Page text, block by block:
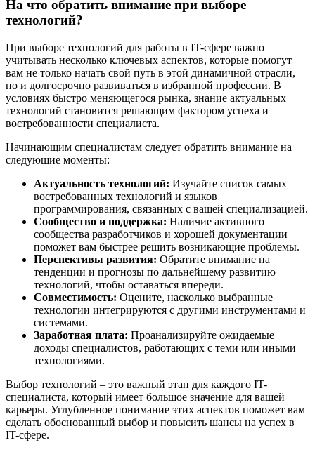
На что обратить внимание при выборе
технологий?
При выборе технологий для работы в IT-сфере важно
учитывать несколько ключевых аспектов, которые помогут
вам не только начать свой путь в этой динамичной отрасли,
но и долгосрочно развиваться в избранной профессии. В
условиях быстро меняющегося рынка, знание актуальных
технологий становится решающим фактором успеха и
востребованности специалиста.
Начинающим специалистам следует обратить внимание на
следующие моменты:
Актуальность технологий: Изучайте список самых
востребованных технологий и языков
программирования, связанных с вашей специализацией.
Сообщество и поддержка: Наличие активного
сообщества разработчиков и хорошей документации
поможет вам быстрее решить возникающие проблемы.
Перспективы развития: Обратите внимание на
тенденции и прогнозы по дальнейшему развитию
технологий, чтобы оставаться впереди.
Совместимость: Оцените, насколько выбранные
технологии интегрируются с другими инструментами и
системами.
Заработная плата: Проанализируйте ожидаемые
доходы специалистов, работающих с теми или иными
технологиями.
Выбор технологий – это важный этап для каждого IT-
специалиста, который имеет большое значение для вашей
карьеры. Углубленное понимание этих аспектов поможет вам
сделать обоснованный выбор и повысить шансы на успех в
IT-сфере.